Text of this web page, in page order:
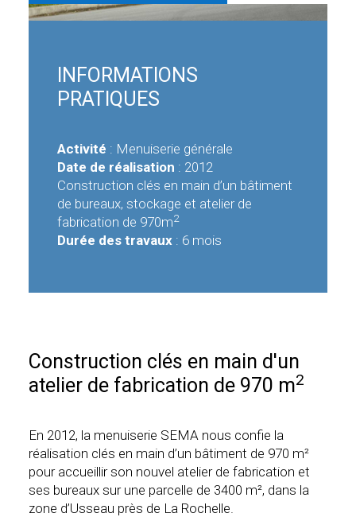
INFORMATIONS
PRATIQUES
Activité : Menuiserie générale
Date de réalisation : 2012
Construction clés en main d’un bâtiment
de bureaux, stockage et atelier de
fabrication de 970m2
Durée des travaux : 6 mois
Construction clés en main d'un
atelier de fabrication de 970 m2
En 2012, la menuiserie SEMA nous confie la
réalisation clés en main d’un bâtiment de 970 m²
pour accueillir son nouvel atelier de fabrication et
ses bureaux sur une parcelle de 3400 m², dans la
zone d’Usseau près de La Rochelle.